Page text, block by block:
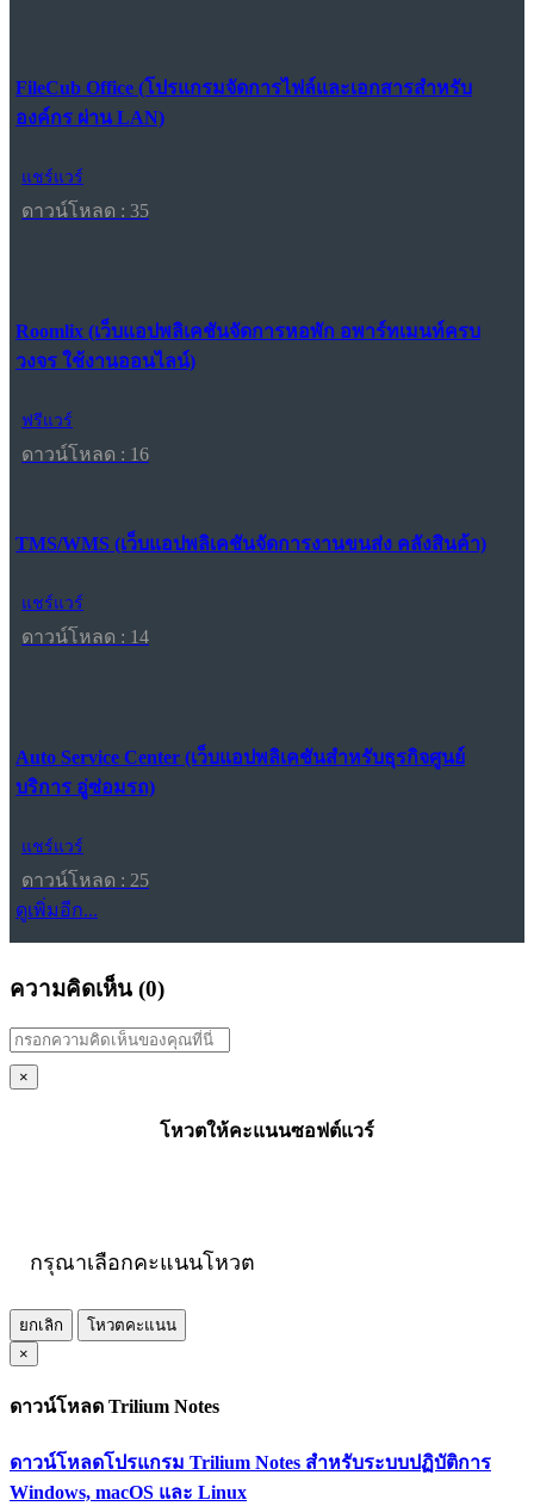
FileCub Office (โปรแกรมจัดการไฟล์และเอกสารสำหรับ
องค์กร ผ่าน LAN)
แชร์แวร์
ดาวน์โหลด : 35
Roomlix (เว็บแอปพลิเคชันจัดการหอพัก อพาร์ทเมนท์ครบ
วงจร ใช้งานออนไลน์)
ฟรีแวร์
ดาวน์โหลด : 16
TMS/WMS (เว็บแอปพลิเคชันจัดการงานขนส่ง คลังสินค้า)
แชร์แวร์
ดาวน์โหลด : 14
Auto Service Center (เว็บแอปพลิเคชันสำหรับธุรกิจศูนย์
บริการ อู่ซ่อมรถ)
แชร์แวร์
ดาวน์โหลด : 25
ดูเพิ่มอีก...
ความคิดเห็น (0)
×
โหวตให้คะแนนซอฟต์แวร์
กรุณาเลือกคะแนนโหวต
ยกเลิก
โหวตคะแนน
×
ดาวน์โหลด Trilium Notes
ดาวน์โหลดโปรแกรม Trilium Notes สำหรับระบบปฏิบัติการ
Windows, macOS และ Linux